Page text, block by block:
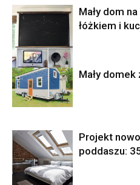
Mały dom
łóżkiem i
Mały
Projekt
poddaszu: